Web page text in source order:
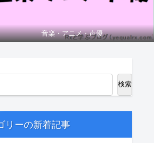
音楽・アニメ・声優
検索
リーの新着記事